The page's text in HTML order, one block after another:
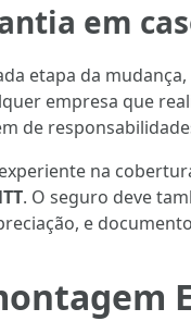
em
etapa da
empresa que
de
na
. O seguro deve
e